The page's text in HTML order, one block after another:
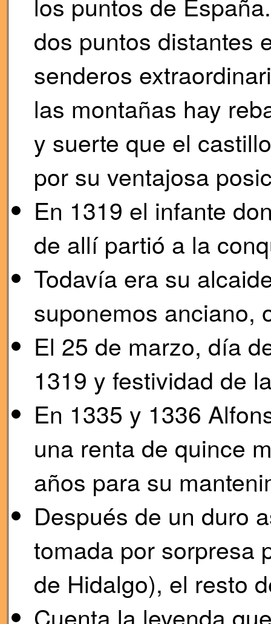
dos puntos distantes
senderos
las montañas hay
y suerte que el
por su ventajosa
En 1319 el infante
de allí partió a la
Todavía era su
suponemos anciano,
El 25 de marzo, día
1319 y festividad de
En 1335 y 1336
una renta de quince
años para su
Después de un duro
tomada por sorpresa
de Hidalgo), el resto
Cuenta la leyenda